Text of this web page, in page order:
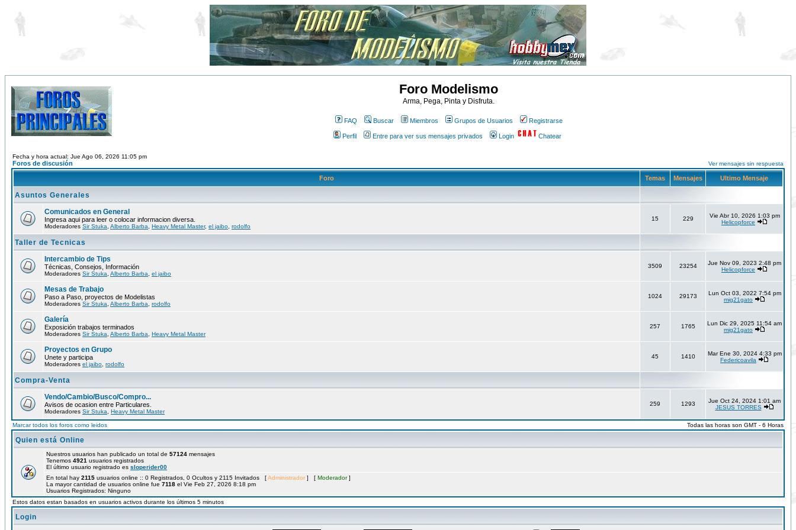
Foro Modelismo
Arma, Pega, Pinta y Disfruta.
FAQ Buscar Miembros Grupos de Usuarios Registrarse
Perfil Entre para ver sus mensajes privados Login Chatear
Fecha y hora actual: Jue Ago 06, 2026 11:05 pm
Foros de discusión Ver mensajes sin respuesta
Foro Temas Mensajes Ultimo Mensaje
Asuntos Generales
Comunicados en General
Ingresa aqui para leer o colocar informacion diversa.
Moderadores Sir Stuka Alberto Barba Heavy Metal Master, el jaibo rodolfo
15 229
Vie Abr 10, 2026 1:03 pm
Helicopforce
Taller de Tecnicas
Intercambio de Tips
Técnicas, Consejos, Información
Moderadores Sir Stuka Alberto Barba el jaibo
3509 23254
Jue Nov 09, 2023 2:48 pm
Helicopforce
Mesas de Trabajo
Paso a Paso, proyectos de Modelistas
Moderadores Sir Stuka Alberto Barba rodolfo
1024 29173
Lun Oct 03, 2022 7:54 pm
mig21gato
Galería
Exposición trabajos terminados
Moderadores Sir Stuka Alberto Barba Heavy Metal Master
257 1765
Lun Dic 29, 2025 11:54 am
mig21gato
Proyectos en Grupo
Unete y participa
Moderadores el jaibo rodolfo
45 1410
Mar Ene 30, 2024 4:33 pm
Federicoavila
Compra-Venta
Vendo/Cambio/Busco/Compro...
Avisos de ocasion entre Particulares.
Moderadores Sir Stuka Heavy Metal Master
259 1293
Jue Oct 24, 2024 1:01 am
JESUS TORRES
Marcar todos los foros como leidos Todas las horas son GMT - 6 Horas
Quien está Online
Nuestros usuarios han publicado un total de 57124 mensajes
Tenemos 4921 usuarios registrados
El último usuario registrado es sloperider00
En total hay 2115 usuarios online :: 0 Registrados, 0 Ocultos y 2115 Invitados [Administrador ] [ Moderador]
La mayor cantidad de usuarios online fue 7118 el Vie Feb 27, 2026 8:18 pm
Usuarios Registrados: Ninguno
Estos datos estan basados en usuarios activos durante los últimos 5 minutos
Login